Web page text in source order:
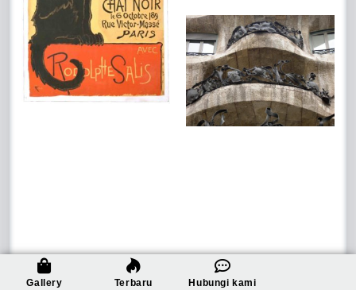
Gallery Terbaru Hubungi kami